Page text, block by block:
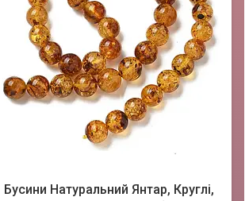
Бусини Натуральний Янтар, Круглі,